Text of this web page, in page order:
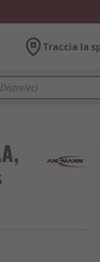
Traccia la